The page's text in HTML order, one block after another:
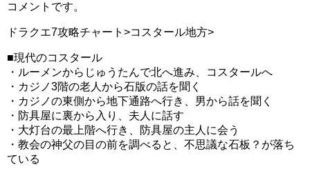
コメントです。
ドラクエ7攻略チャート>コスタール地方>
■現代のコスタール
・ルーメンからじゅうたんで北へ進み、コスタールへ
・カジノ3階の老人から石版の話を聞く
・カジノの東側から地下通路へ行き、男から話を聞く
・防具屋に裏から入り、夫人に話す
・大灯台の最上階へ行き、防具屋の主人に会う
・教会の神父の目の前を調べると、不思議な石板？が落ち
ている